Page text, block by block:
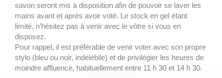
savon seront mis à disposition afin de pouvoir se laver les
mains avant et après avoir voté. Le stock en gel étant
limité, n’hésitez pas à venir avec le vôtre si vous en
disposez.
Pour rappel, il est préférable de venir voter avec son propre
stylo (bleu ou noir, indélébile) et de privilégier les heures de
moindre affluence, habituellement entre 11 h 30 et 14 h 30.